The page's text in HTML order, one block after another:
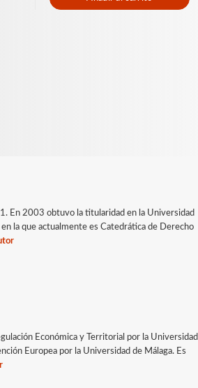
En 2003 obtuvo la titularidad en la Universidad
la que actualmente es Catedrática de Derecho
Económica y Territorial por la Universidad
Europea por la Universidad de Málaga. Es